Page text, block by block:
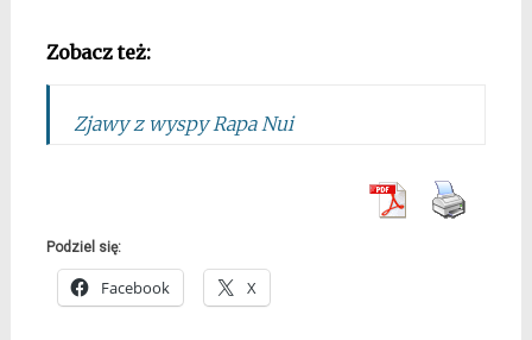
Zobacz też:
Zjawy z wyspy Rapa Nui
Podziel się:
Facebook X